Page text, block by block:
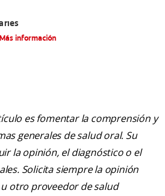
Más información
es fomentar la comprensión y
generales de salud oral. Su
la opinión, el diagnóstico o el
Solicita siempre la opinión
otro proveedor de salud